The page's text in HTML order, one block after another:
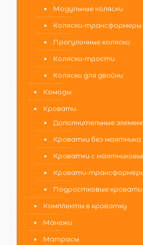
Модульные коляски
Коляски-трансформеры
Прогулочные коляски
Коляски-трости
Коляски для двойни
Комоды
Кровати
Дополнительные
Кроватки без маятника
Кроватки с
Кровати-
Подростковые кровати
Комплекты в кроватку
Манежи
Матрасы